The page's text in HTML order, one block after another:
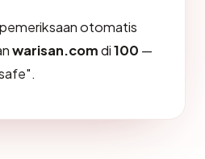
otomatis
warisan.comdi100 —